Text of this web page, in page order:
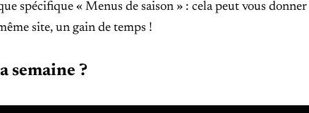
spécifique « Menus de saison » : cela peut vous donner
site, un gain de temps !
semaine ?